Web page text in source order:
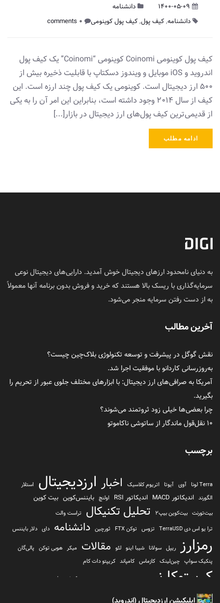
1400-05-09
دانشنامه
دانشنامه,کیف پول,کیف پول کوینومی 0 comments
کیف پول کوینومی Coinomi کوینومی “Coinomi” یک کیف پول
اندروید و iOS موبایل و ویندوز دسکتاپ با قابلیت ذخیره بیش از
500 ارز دیجیتال است. کوینومی یک کیف پول چند ارزه است. این
کیف از سال ۲۰۱۴ وجود داشته است، بنابراین این امر آن را به یکی
از قدیمی‌ترین کیف پول‌های ارز دیجیتال در بازار[...]
ادامه مطلب
به دنیای نامحدود ارزهای دیجیتال خوش آمدید. دارایی‌های دیجیتال نوعی
سرمایه‌گذاری با ریسک بالا هستند که خرید و فروش بدون برنامه آنها معمولاً
به از دست رفتن سرمایه منجر می‌شود.
آخرین مطالب
نقش گوگل در پیشرفت و توسعه تکنولوژی بلاک‌چین چیست؟
به‌روزرسانی کاردانو با موفقیت اجرا شد.
آمریکا به صرافی‌های ارز دیجیتال: با ابزارهای مختلف جلوی عبور از تحریم را
بگیرید.
چرا بعضی‌ها خیلی زود ثروتمند می‌شوند؟
۱۰ نقل‌قول ماندگار از ساتوشی ناکاموتو
برچسب
Terra لونا آوی آیوتا اتریوم کلاسیک اخبار ارزدیجیتال
استلار
الگورند اندیکاتور MACD اندیکاتور RSI اولنچ بایننس‌کوین بیت کوین
بیت‌تورنت بیت‌کوین بیپ2 تحلیل تکنیکال
تراست والت
ترا یو اس دی TerraUSD
تزوس توکن FTX ثورچین دانشنامه دای دلار بایننس
رمزارز ریپل سولانا شیبا اینو لئو مقالات میکر هوبی توکن پالی‌گان
پنکیک سواپ چین‌لینک کازماس کامپاند کریپتو دات کام
کریپتوکارنسی کیف پول
کیف پول تراست والت
اپلیکیشن ارزدیجیتال (اندروید)